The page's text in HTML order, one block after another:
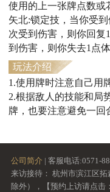
使用的上一张牌点数或
矢北:锁定技，当你受
次受到伤害，则你回复
到伤害，则你失去1点体
玩法介绍
1.使用牌时注意自己用
2.根据敌人的技能和局
牌，也要注意避免一
公司简介 | 客服电话:0571-
来访接待： 杭州市滨江区
除外），【预约上访请点击：